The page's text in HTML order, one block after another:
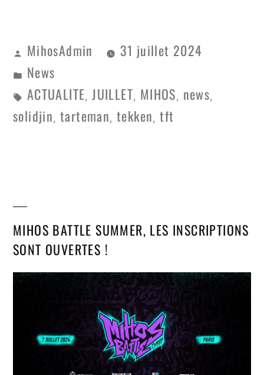
MihosAdmin
31 juillet 2024
News
ACTUALITE,JUILLET, MIHOS, news,
solidjin,tarteman,tekken,tft
MIHOS BATTLE SUMMER, LES INSCRIPTIONS
SONT OUVERTES !